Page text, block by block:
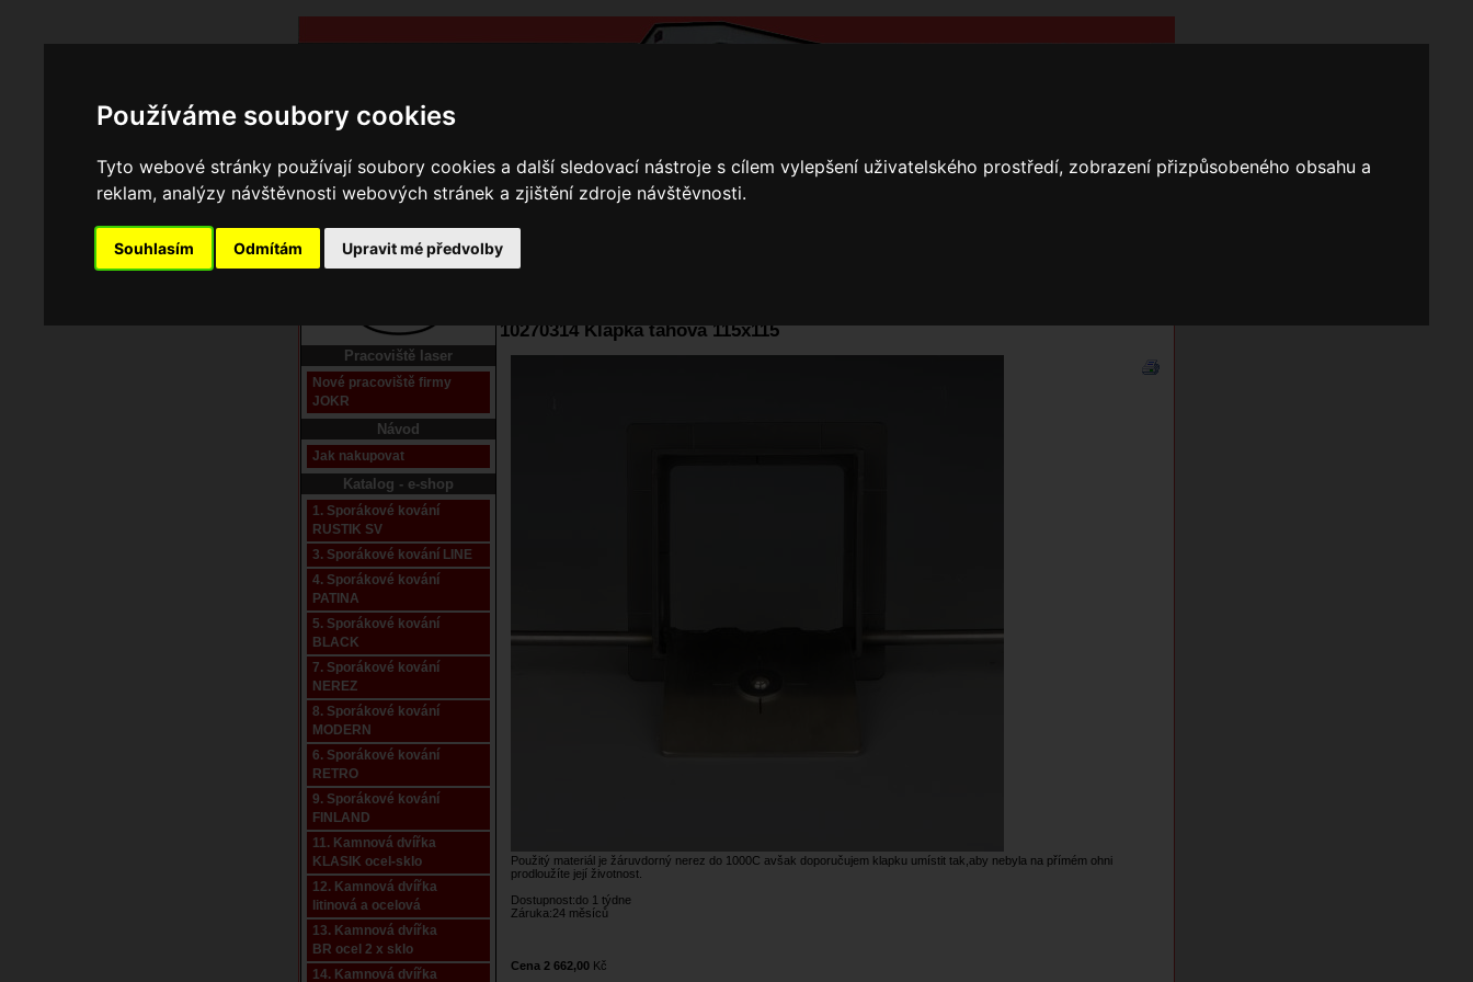
Používáme soubory cookies
Tyto webové stránky používají soubory cookies a další sledovací nástroje s cílem vylepšení uživatelského prostředí, zobrazení přizpůsobeného obsahu a
reklam, analýzy návštěvnosti webových stránek a zjištění zdroje návštěvnosti.
Souhlasím Odmítám Upravit mé předvolby
Domů Kontakty
Pracoviště laser
Nové pracoviště firmy
JOKR
Návod
Jak nakupovat
Katalog - e-shop
1. Sporákové kování
RUSTIK SV
3. Sporákové kování LINE
4. Sporákové kování
PATINA
5. Sporákové kování
BLACK
7. Sporákové kování
NEREZ
8. Sporákové kování
MODERN
6. Sporákové kování
RETRO
9. Sporákové kování
FINLAND
11. Kamnová dvířka
KLASIK ocel-sklo
12. Kamnová dvířka
litinová a ocelová
13. Kamnová dvířka
BR ocel 2 x sklo
14. Kamnová dvířka
10270314 Klapka tahová 115x115
Použitý materiál je žáruvdorný nerez do 1000C avšak doporučujem klapku umístit tak,aby nebyla na přímém ohni
prodloužíte její životnost.
Dostupnost:do 1 týdne
Záruka:24 měsíců
Cena 2 662,00 Kč